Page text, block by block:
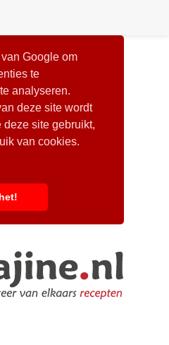
Google om
te
analyseren.
deze site wordt
site gebruikt,
van cookies.